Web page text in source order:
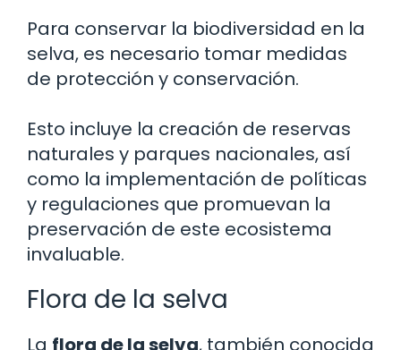
Para conservar la biodiversidad en la
selva, es necesario tomar medidas
de protección y conservación.
Esto incluye la creación de reservas
naturales y parques nacionales, así
como la implementación de políticas
y regulaciones que promuevan la
preservación de este ecosistema
invaluable.
Flora de la selva
La flora de la selva, también conocida